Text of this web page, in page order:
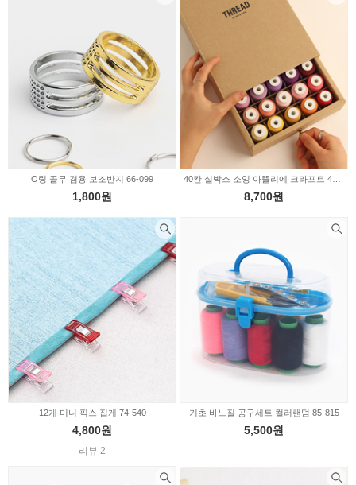
O링 골무 겸용 보조반지 66-099
1,800원 8,700원
12개 미니 픽스 집게 74-540
4,800원
리뷰 2
기초 바느질 공구세트 컬러랜덤 85-815
5,500원